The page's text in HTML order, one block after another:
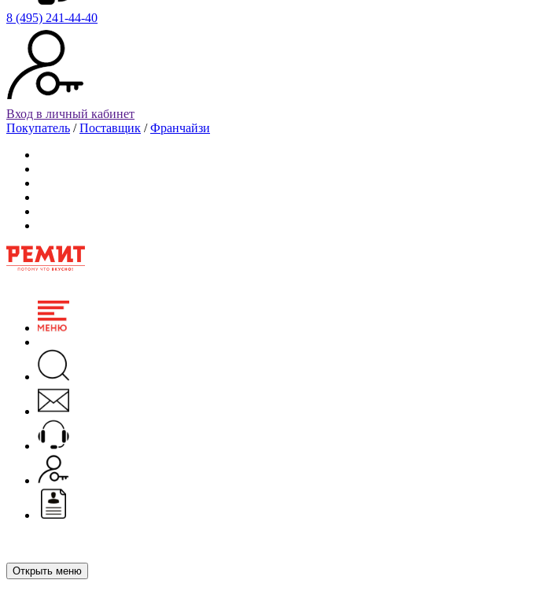
8 (495) 241-44-40
Вход в личный кабинет
Покупатель /Поставщик /Франчайзи
Открыть меню